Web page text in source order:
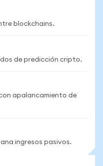
blockchains.
de predicción cripto.
apalancamiento de
ingresos pasivos.